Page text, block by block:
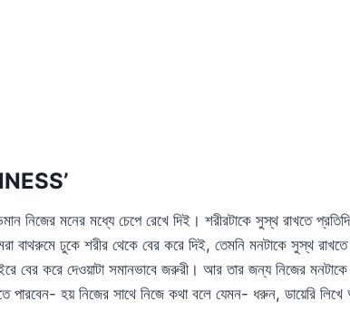
নিজের মনের মধ্যে চেপে রেখে দিই। শরীরটাকে সুস্থ রাখতে
বাথরুমে ঢুকে শরীর থেকে বের করে দিই, তেমনি মনটাকে সুস্থ
বের করে দেওয়াটা সমানভাবে জরুরী। আর তার জন্য নিজের
পারবেন- হয় নিজের সাথে নিজে কথা বলে যেমন- ধরুন, ডায়েরি